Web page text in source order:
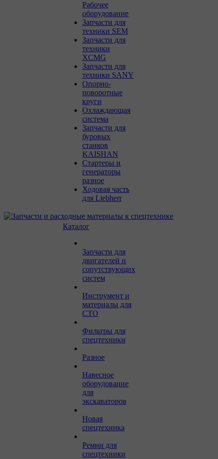
Рабочее
оборудование
Запчасти для
техники SEM
Запчасти для
техники
XCMG
Запчасти для
техники SANY
Опорно-
поворотные
круги
Охлаждающая
система
Запчасти для
буровых
станков
KAISHAN
Стартеры и
генераторы
разное
Ходовая часть
для Liebherr
Каталог
Запчасти для
двигателей и
сопутствующих
систем
Инструмент и
материалы для
СТО
Фильтры для
спецтехники
Разное
Навесное
оборудование
для
экскаваторов
Новая
спецтехника
Ремни для
спецтехники